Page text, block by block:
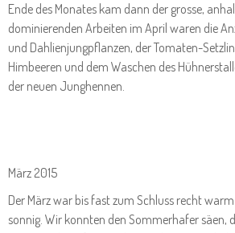
Ende des Monates kam dann der grosse,
dominierenden Arbeiten im April waren die
und Dahlienjungpflanzen, der Tomaten-
Himbeeren und dem Waschen des
der neuen Junghennen.
März 2015
Der März war bis fast zum Schluss recht
sonnig. Wir konnten den Sommerhafer säen,